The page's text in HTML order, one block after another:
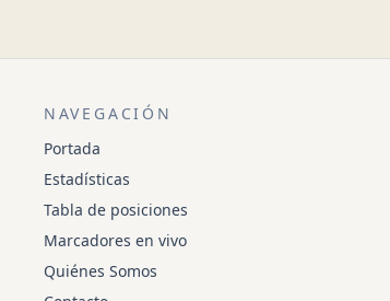
NAVEGACIÓN
Portada
Estadísticas
Tabla de posiciones
Marcadores en vivo
Quiénes Somos